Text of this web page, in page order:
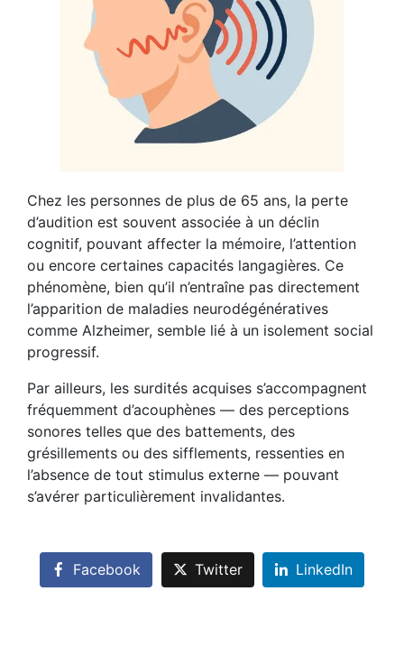
Chez les personnes de plus de 65 ans, la perte
d’audition est souvent associée à un déclin
cognitif, pouvant affecter la mémoire, l’attention
ou encore certaines capacités langagières. Ce
phénomène, bien qu’il n’entraîne pas directement
l’apparition de maladies neurodégénératives
comme Alzheimer, semble lié à un isolement social
progressif.
Par ailleurs, les surdités acquises s’accompagnent
fréquemment d’acouphènes — des perceptions
sonores telles que des battements, des
grésillements ou des sifflements, ressenties en
l’absence de tout stimulus externe — pouvant
s’avérer particulièrement invalidantes.
Facebook Twitter LinkedIn